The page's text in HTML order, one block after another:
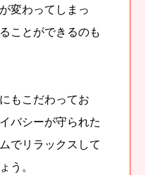
変わってしまっ
ことができるのも
もこだわってお
バシーが守られた
でリラックスして
う。